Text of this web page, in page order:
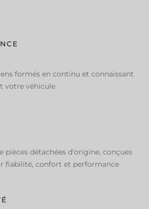
formés en continu et connaissant
votre véhicule
pièces détachées d'origine, conçues
fiabilité, confort et performance